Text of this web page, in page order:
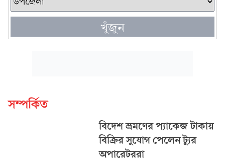
খুঁজুন
সম্পর্কিত
বিদেশ ভ্রমণের প্যাকেজ টাকায়
বিক্রির সুযোগ পেলেন ট্যুর
অপারেটররা